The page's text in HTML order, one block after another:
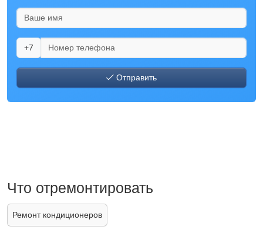
+7
Отправить
Что отремонтировать
Ремонт кондиционеров